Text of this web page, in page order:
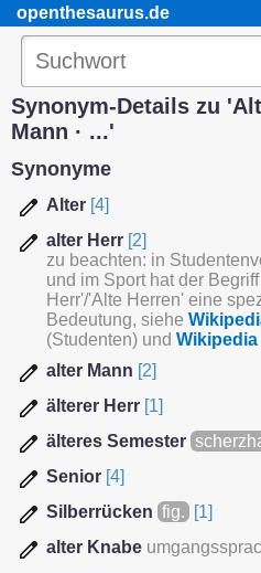
openthesaurus.de
Synonym-Details zu
Mann · ...'
Synonyme
Alter [4]
alter Herr [2]
zu beachten: in
und im Sport hat der
Herr'/'Alte Herren' eine
Bedeutung, siehe
(Studenten) und Wikipedia
alter Mann [2]
älterer Herr [1]
älteres Semester
Senior [4]
Silberrücken fig.
[1]
alter Knabe